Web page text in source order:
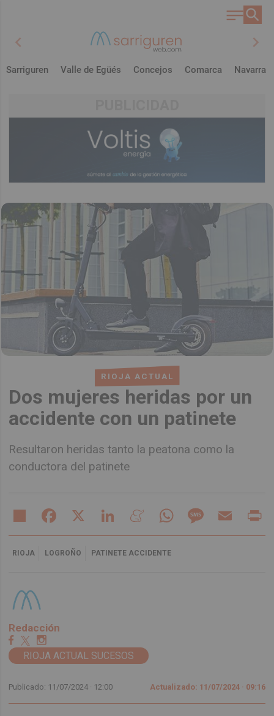
chevron_left chevron_right
Sarriguren Valle de Egüés Concejos Comarca Navarra
RIOJA ACTUAL
Dos mujeres heridas por un
accidente con un patinete
Resultaron heridas tanto la peatona como la
conductora del patinete
Share Facebook LinkedIn MeneameWhatsAppMessageEmail
RIOJA LOGROÑO PATINETE ACCIDENTE
Redacción
RIOJA ACTUAL SUCESOS
Publicado: 11/07/2024 · 12:00 Actualizado: 11/07/2024 · 09:16